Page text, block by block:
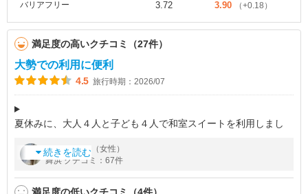
バリアフリー 3.72 3.90 （+0.18）
満足度の高いクチコミ（27件）
大勢での利用に便利
4.5 旅行時期：2026/07
夏休みに、大人４人と子ども４人で和室スイートを利用しまし
こちらのお部屋は、エグゼクティブラウンジの利用、別棟OASIS
の室内プール、舞湯、子どもの遊び場のウィズキッズが、無料で
利用でき、お部屋
続きを読む
bymiro さん（女性）
舞浜 クチコミ：67件